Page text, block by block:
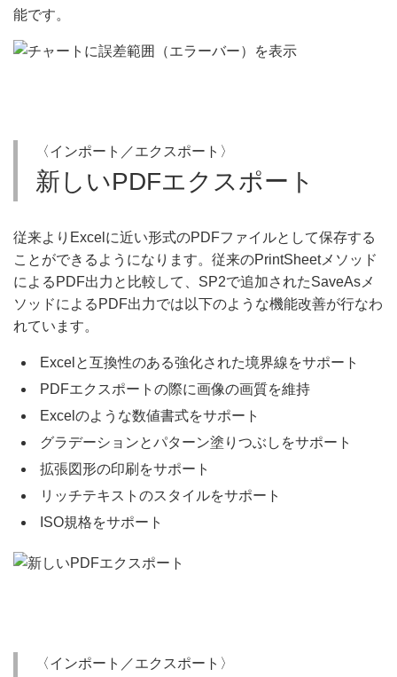
能です。
〈インポート／エクスポート〉
新しいPDFエクスポート
従来よりExcelに近い形式のPDFファイルとして保存する
ことができるようになります。従来のPrintSheetメソッド
によるPDF出力と比較して、SP2で追加されたSaveAsメ
ソッドによるPDF出力では以下のような機能改善が行なわ
れています。
Excelと互換性のある強化された境界線をサポート
PDFエクスポートの際に画像の画質を維持
Excelのような数値書式をサポート
グラデーションとパターン塗りつぶしをサポート
拡張図形の印刷をサポート
リッチテキストのスタイルをサポート
ISO規格をサポート
〈インポート／エクスポート〉